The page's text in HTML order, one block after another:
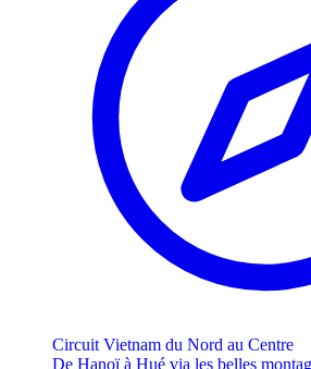
Circuit Vietnam du Nord au Centre
De Hanoï à Hué via les belles